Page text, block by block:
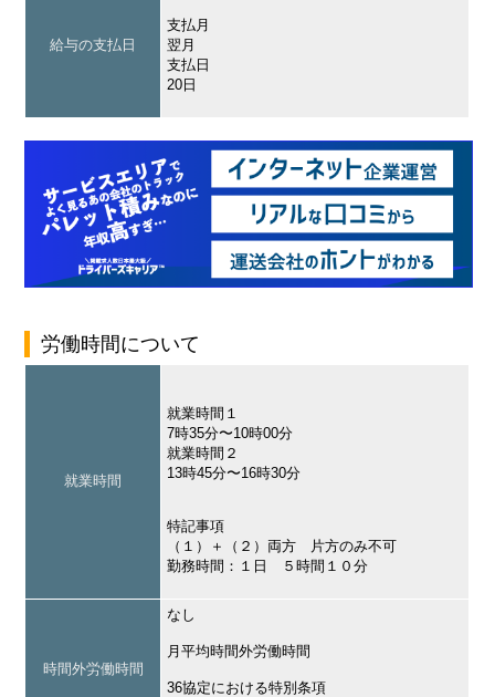
給与の支払日
支払月
翌月
支払日
20日
労働時間について
就業時間
就業時間１
7時35分〜10時00分
就業時間２
13時45分〜16時30分
特記事項
（１）＋（２）両方 片方のみ不可
勤務時間：１日 ５時間１０分
時間外労働時間
なし
月平均時間外労働時間
36協定における特別条項